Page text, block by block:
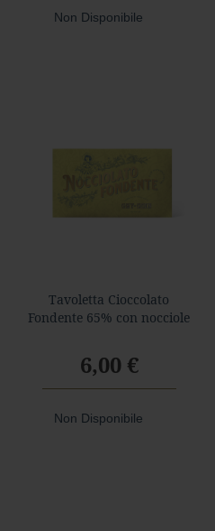
Non Disponibile
Tavoletta Cioccolato
Fondente 65% con nocciole
6,00 €
Non Disponibile